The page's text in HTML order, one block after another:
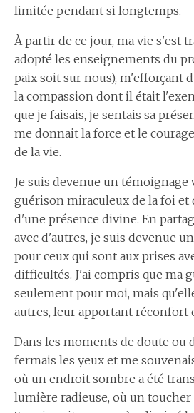
limitée pendant si longtemps.
À partir de ce jour, ma vie s'est
adopté les enseignements du
paix soit sur nous), m'efforçant
la compassion dont il était
que je faisais, je sentais sa
me donnait la force et le
de la vie.
Je suis devenue un
guérison miraculeux de la foi
d'une présence divine. En
avec d'autres, je suis devenue
pour ceux qui sont aux prises
difficultés. J'ai compris que ma
seulement pour moi, mais
autres, leur apportant réconfort
Dans les moments de doute ou
fermais les yeux et me
où un endroit sombre a été
lumière radieuse, où un toucher